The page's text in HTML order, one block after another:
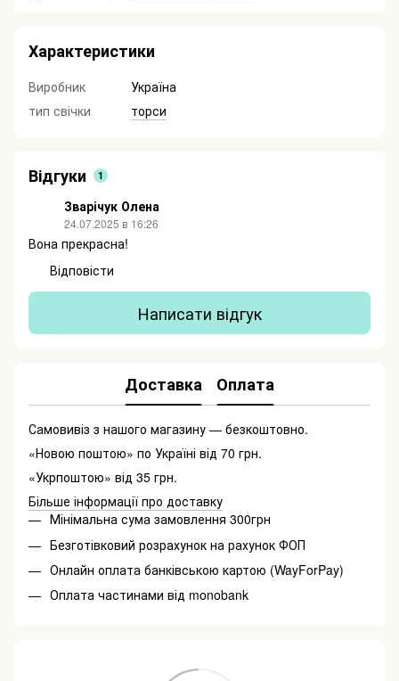
Характеристики
Виробник
Україна
тип свічки
торси
Відгуки 1
Зварічук Олена
24.07.2025 в 16:26
Вона прекрасна!
Відповісти
Написати відгук
Доставка Оплата
Самовивіз з нашого магазину — безкоштовно.
«Новою поштою» по Україні від 70 грн.
«Укрпоштою» від 35 грн.
Більше інформації про доставку
Мінімальна сума замовлення 300грн
Безготівковий розрахунок на рахунок ФОП
Онлайн оплата банківською картою (WayForPay)
Оплата частинами від monobank